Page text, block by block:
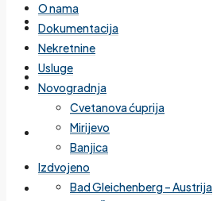
Dokumentacija
Nekretnine
Usluge
Novogradnja
O nama
Dokumentacija
Nekretnine
Usluge
Novogradnja
Cvetanova ćuprija
Mirijevo
Banjica
Izdvojeno
Bad Gleichenberg – Austrija